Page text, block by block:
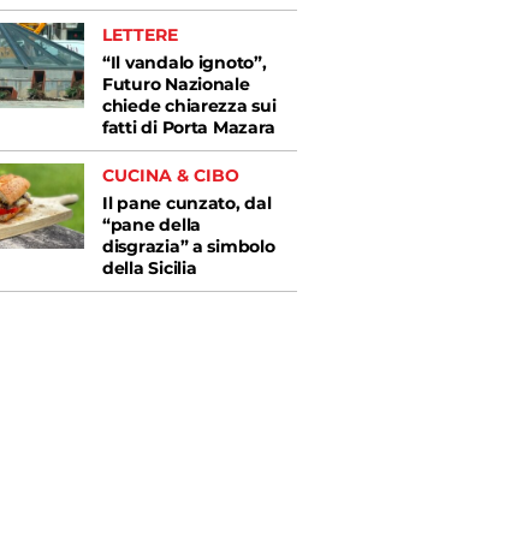
LETTERE
“Il vandalo ignoto”,
Futuro Nazionale
chiede chiarezza sui
fatti di Porta Mazara
CUCINA & CIBO
Il pane cunzato, dal
“pane della
disgrazia” a simbolo
della Sicilia